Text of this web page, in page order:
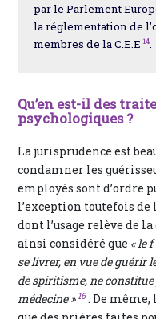
par le Parlement
la réglementation de
membres de la C.E.E 14.
Qu’en est-il des
psychologiques ?
La jurisprudence est
condamner les
employés sont d’ordre
l’exception toutefois
dont l’usage relève de
ainsi considéré que « le
se livrer, en vue de guérir
de spiritisme, ne constitue
médecine » 16 . De même,